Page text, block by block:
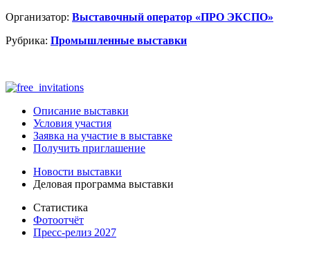
Организатор: Выставочный оператор «ПРО ЭКСПО»
Рубрика: Промышленные выставки
Описание выставки
Условия участия
Заявка на участие в выставке
Получить приглашение
Новости выставки
Деловая программа выставки
Статистика
Фотоотчёт
Пресс-релиз 2027